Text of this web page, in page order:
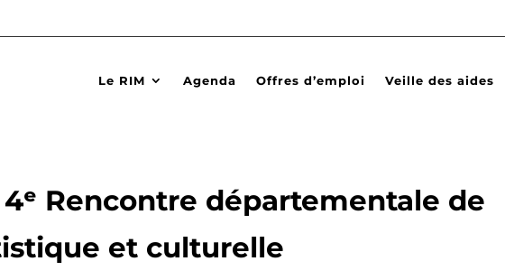
Le RIM Agenda Offres d’emploi Veille des aides
4ᵉ Rencontre départementale de
et culturelle